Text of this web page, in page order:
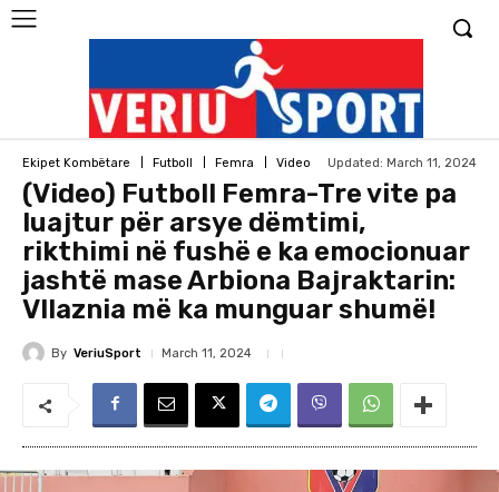
Ekipet Kombëtare Futboll Femra Video Updated: March 11, 2024
(Video) Futboll Femra-Tre vite pa
luajtur për arsye dëmtimi,
rikthimi në fushë e ka emocionuar
jashtë mase Arbiona Bajraktarin:
Vllaznia më ka munguar shumë!
By VeriuSport March 11, 2024